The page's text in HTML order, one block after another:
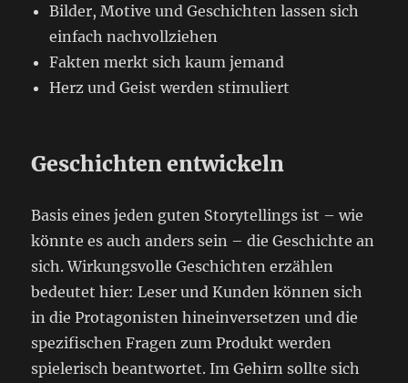
Bilder, Motive und Geschichten lassen sich
einfach nachvollziehen
Fakten merkt sich kaum jemand
Herz und Geist werden stimuliert
Geschichten entwickeln
Basis eines jeden guten Storytellings ist – wie
könnte es auch anders sein – die Geschichte an
sich. Wirkungsvolle Geschichten erzählen
bedeutet hier: Leser und Kunden können sich
in die Protagonisten hineinversetzen und die
spezifischen Fragen zum Produkt werden
spielerisch beantwortet. Im Gehirn sollte sich